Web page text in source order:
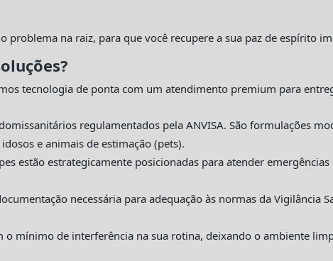
problema na raiz, para que você recupere a sua paz de espírito
tecnologia de ponta com um atendimento premium para
regulamentados pela ANVISA. São formulações
e animais de estimação (pets).
estão estrategicamente posicionadas para atender
necessária para adequação às normas da Vigilância
o mínimo de interferência na sua rotina, deixando o ambiente